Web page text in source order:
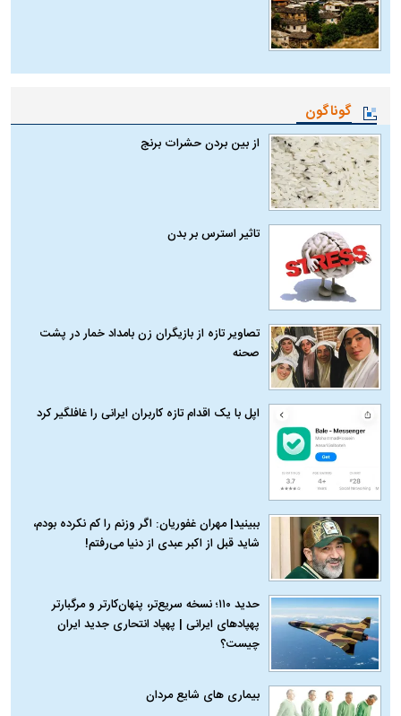
گوناگون
از بین بردن حشرات برنج
تاثیر استرس بر بدن
تصاویر تازه از بازیگران زن بامداد خمار در پشت
صحنه
اپل با یک اقدام تازه کاربران ایرانی را غافلگیر کرد
ببینید| مهران غفوریان: اگر وزنم را کم نکرده بودم،
شاید قبل از اکبر عبدی از دنیا می‌رفتم!
حدید ۱۱۰؛ نسخه سریع‌تر، پنهان‌کارتر و مرگبارتر
پهپادهای ایرانی | پهپاد انتحاری جدید ایران
چیست؟
بیماری‌ های شایع مردان